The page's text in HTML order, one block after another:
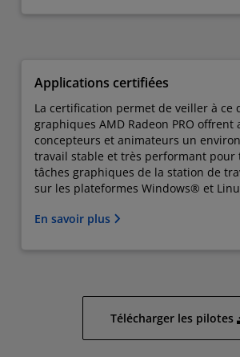
Applications certifiées
La certification permet de veiller à ce
graphiques AMD Radeon PRO offrent
concepteurs et animateurs un
travail stable et très performant pour
tâches graphiques de la station de
sur les plateformes Windows® et
En savoir plus
Télécharger les pilotes